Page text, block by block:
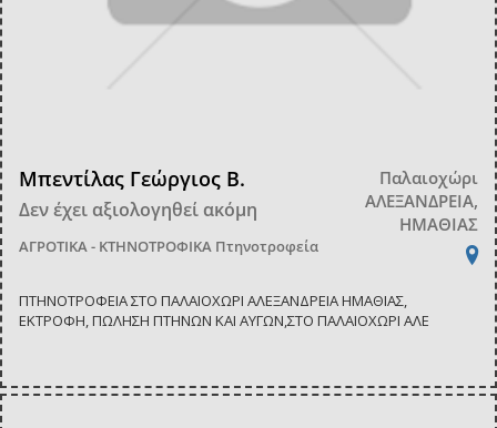
Μπεντίλας Γεώργιος Β.
Δεν έχει αξιολογηθεί ακόμη
ΑΓΡΟΤΙΚΑ - ΚΤΗΝΟΤΡΟΦΙΚΑ Πτηνοτροφεία
Παλαιοχώρι
ΑΛΕΞΑΝΔΡΕΙΑ,
ΗΜΑΘΙΑΣ
ΠΤΗΝΟΤΡΟΦΕΙΑ ΣΤΟ ΠΑΛΑΙΟΧΩΡΙ ΑΛΕΞΑΝΔΡΕΙΑ ΗΜΑΘΙΑΣ,
ΕΚΤΡΟΦΗ, ΠΩΛΗΣΗ ΠΤΗΝΩΝ ΚΑΙ ΑΥΓΩΝ,ΣΤΟ ΠΑΛΑΙΟΧΩΡΙ ΑΛΕ